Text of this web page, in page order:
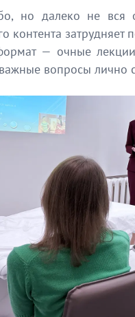
но далеко не
контента
— очные
вопросы лично